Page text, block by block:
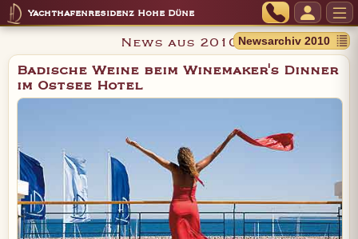
Yachthafenresidenz Hohe Düne
News aus 2010
Badische Weine beim Winemaker's Dinner
im Ostsee Hotel